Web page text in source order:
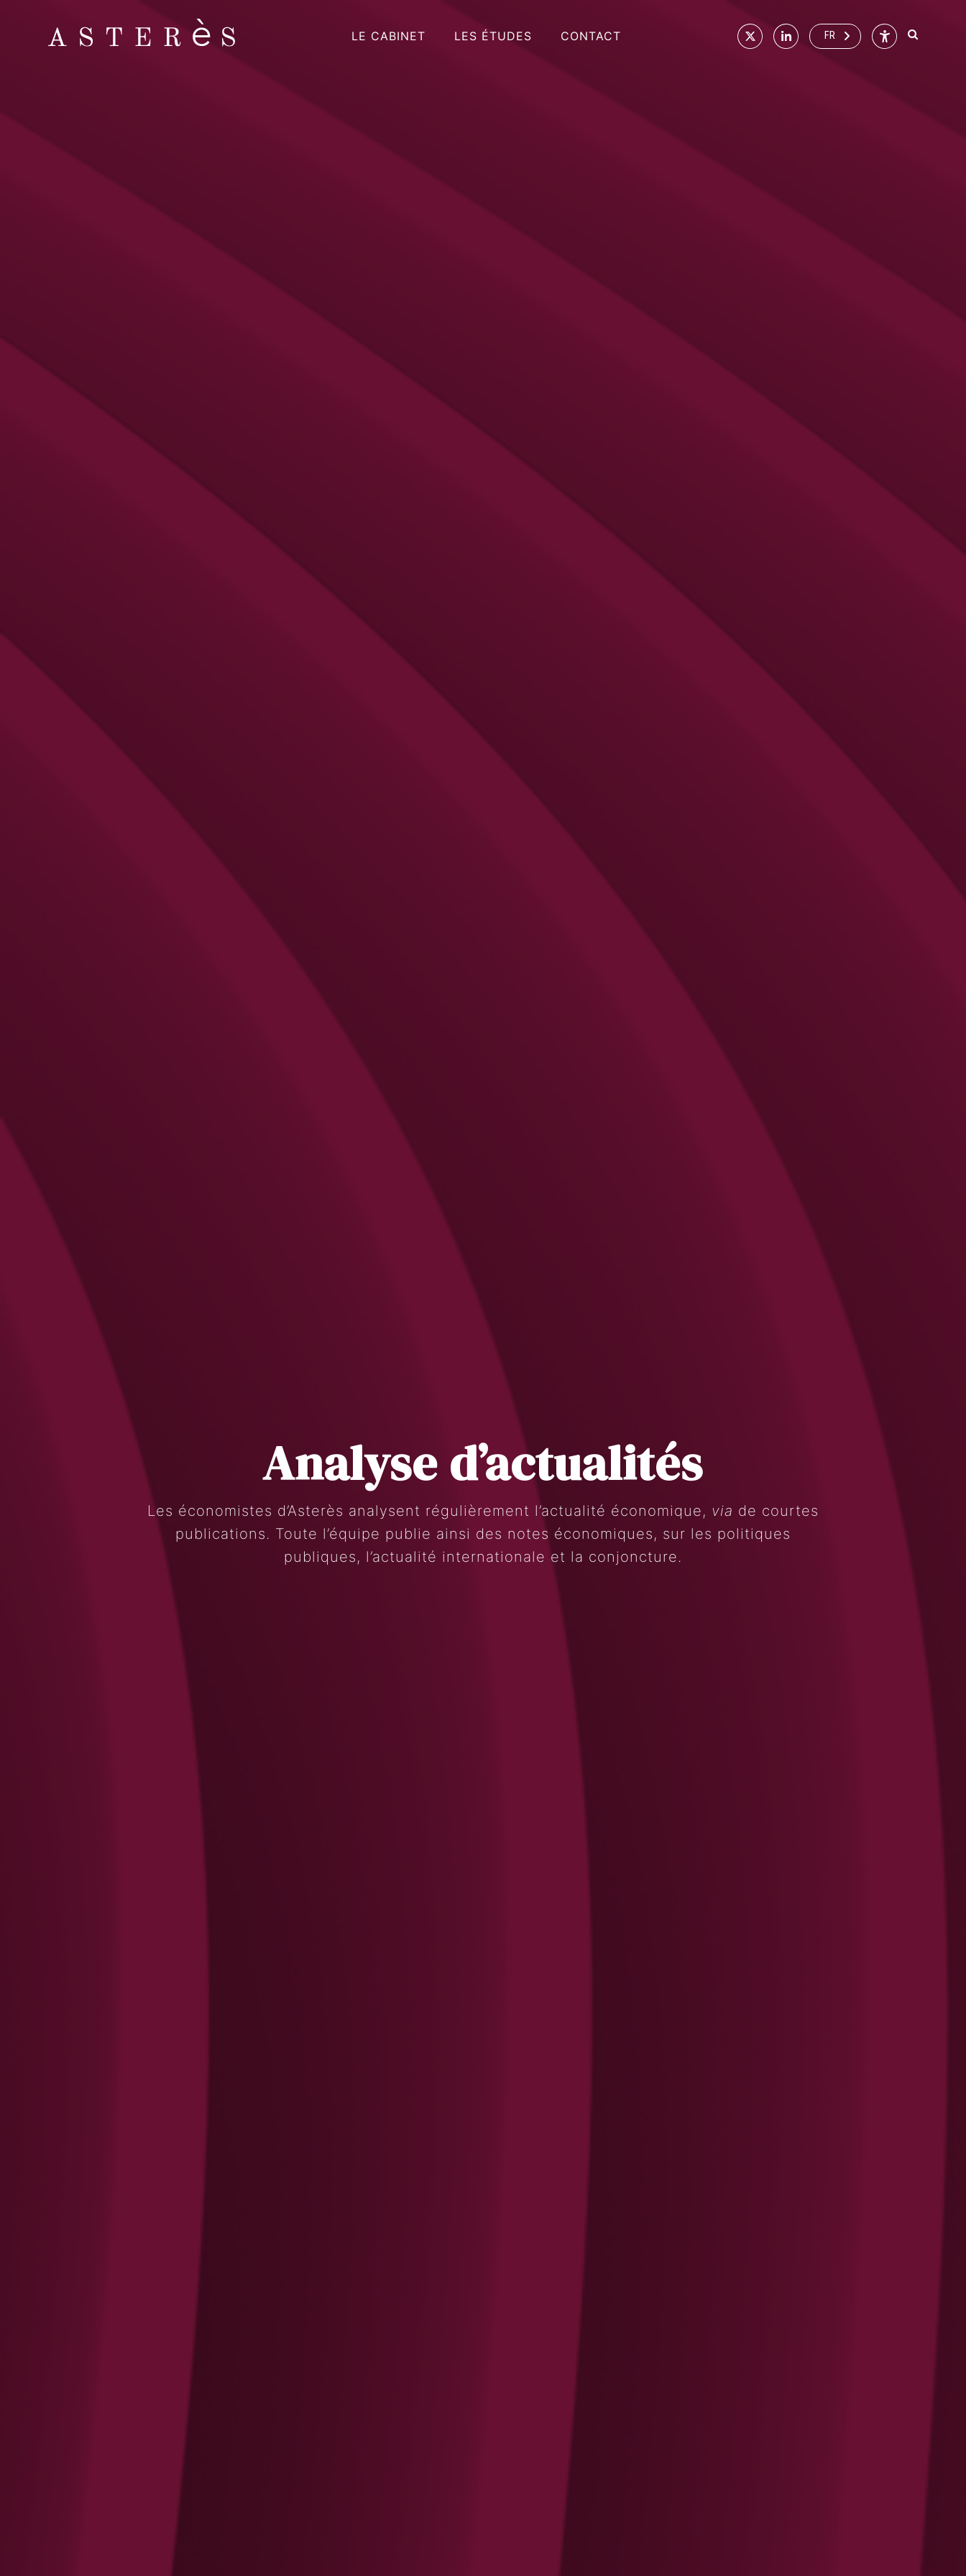
LE CABINET LES ÉTUDES CONTACT X Linkedin
FR Accessibilité
Analyse d’actualités
Les économistes d’Asterès analysent régulièrement l’actualité économique, via de courtes
publications. Toute l’équipe publie ainsi des notes économiques, sur les politiques
publiques, l’actualité internationale et la conjoncture.
Search